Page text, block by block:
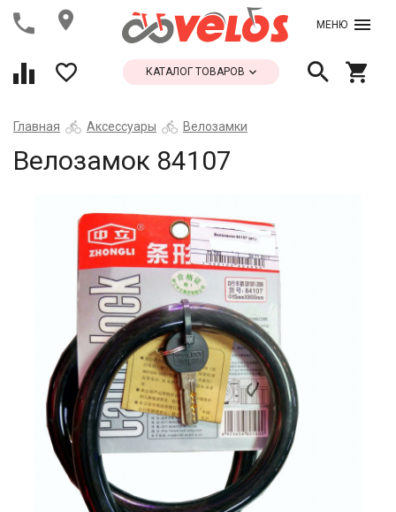
МЕНЮ
КАТАЛОГ ТОВАРОВ
Главная Аксессуары Велозамки
Велозамок 84107